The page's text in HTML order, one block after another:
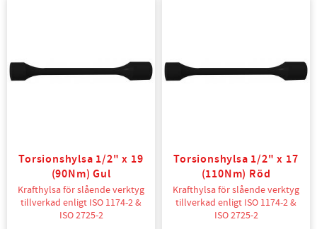
Torsionshylsa 1/2" x 19
(90Nm) Gul
Krafthylsa för slående verktyg
tillverkad enligt ISO 1174-2 &
ISO 2725-2
Torsionshylsa 1/2" x 17
(110Nm) Röd
Krafthylsa för slående verktyg
tillverkad enligt ISO 1174-2 &
ISO 2725-2